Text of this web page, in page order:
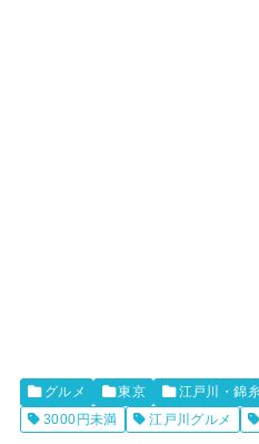
グルメ 東京
江戸川・錦
3000円未満
江戸川グルメ